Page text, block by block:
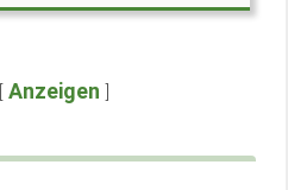
Anzeigen